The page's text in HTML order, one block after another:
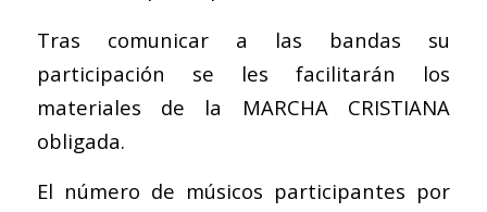
Tras comunicar a las bandas su
participación se les facilitarán los
materiales de la MARCHA CRISTIANA
obligada.
El número de músicos participantes por